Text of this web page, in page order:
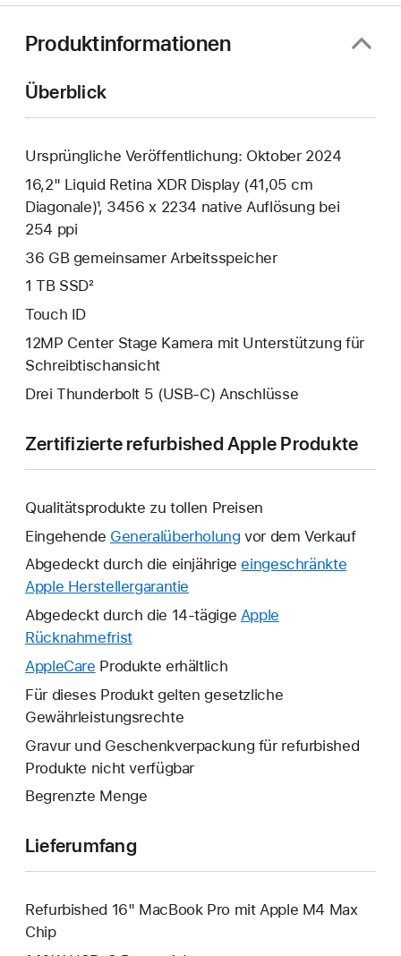
Produktinformationen
Überblick
Ursprüngliche Veröffentlichung: Oktober 2024
16,2" Liquid Retina XDR Display (41,05 cm
Diagonale)¹, 3456 x 2234 native Auflösung bei
254 ppi
36 GB gemeinsamer Arbeits­speicher
1 TB SSD²
Touch ID
12MP Center Stage Kamera mit Unterstützung für
Schreibtischansicht
Drei Thunderbolt 5 (USB‑C) Anschlüsse
Zertifizierte refurbished Apple Produkte
Qualitätsprodukte zu tollen Preisen
Eingehende Generalüberholung vor dem Verkauf
Abgedeckt durch die einjährige eingeschränkte
Apple Herstellergarantie
neues
geöffnet.
Abgedeckt durch die 14-tägige Apple
RücknahmefristEin
neues
wird
geöffnet.
AppleCare Ein
neues
Fenster
geöffnet.
Produkte erhältlich
Für dieses Produkt gelten gesetzliche
Gewährleistungsrechte
Gravur und Geschenkverpackung für refurbished
Produkte nicht verfügbar
Begrenzte Menge
Lieferumfang
Refurbished 16" MacBook Pro mit Apple M4 Max
Chip